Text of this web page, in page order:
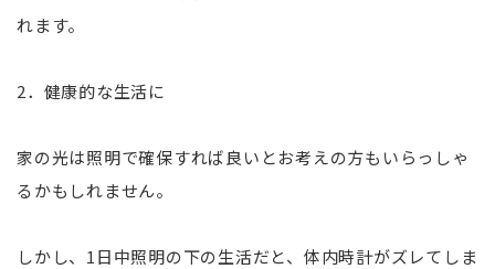
れます。
2．健康的な生活に
家の光は照明で確保すれば良いとお考えの方もいらっしゃ
るかもしれません。
しかし、1日中照明の下の生活だと、体内時計がズレてしま